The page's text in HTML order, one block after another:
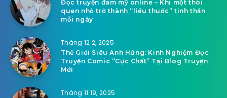
Đọc truyện đam mỹ online – Khi một thói
quen nhỏ trở thành “liều thuốc” tinh thần
mỗi ngày
Tháng 12 2, 2025
Thế Giới Siêu Anh Hùng: Kinh Nghiệm Đọc
Truyện Comic “Cực Chất” Tại Blog Truyện
Mới
Tháng 11 19, 2025